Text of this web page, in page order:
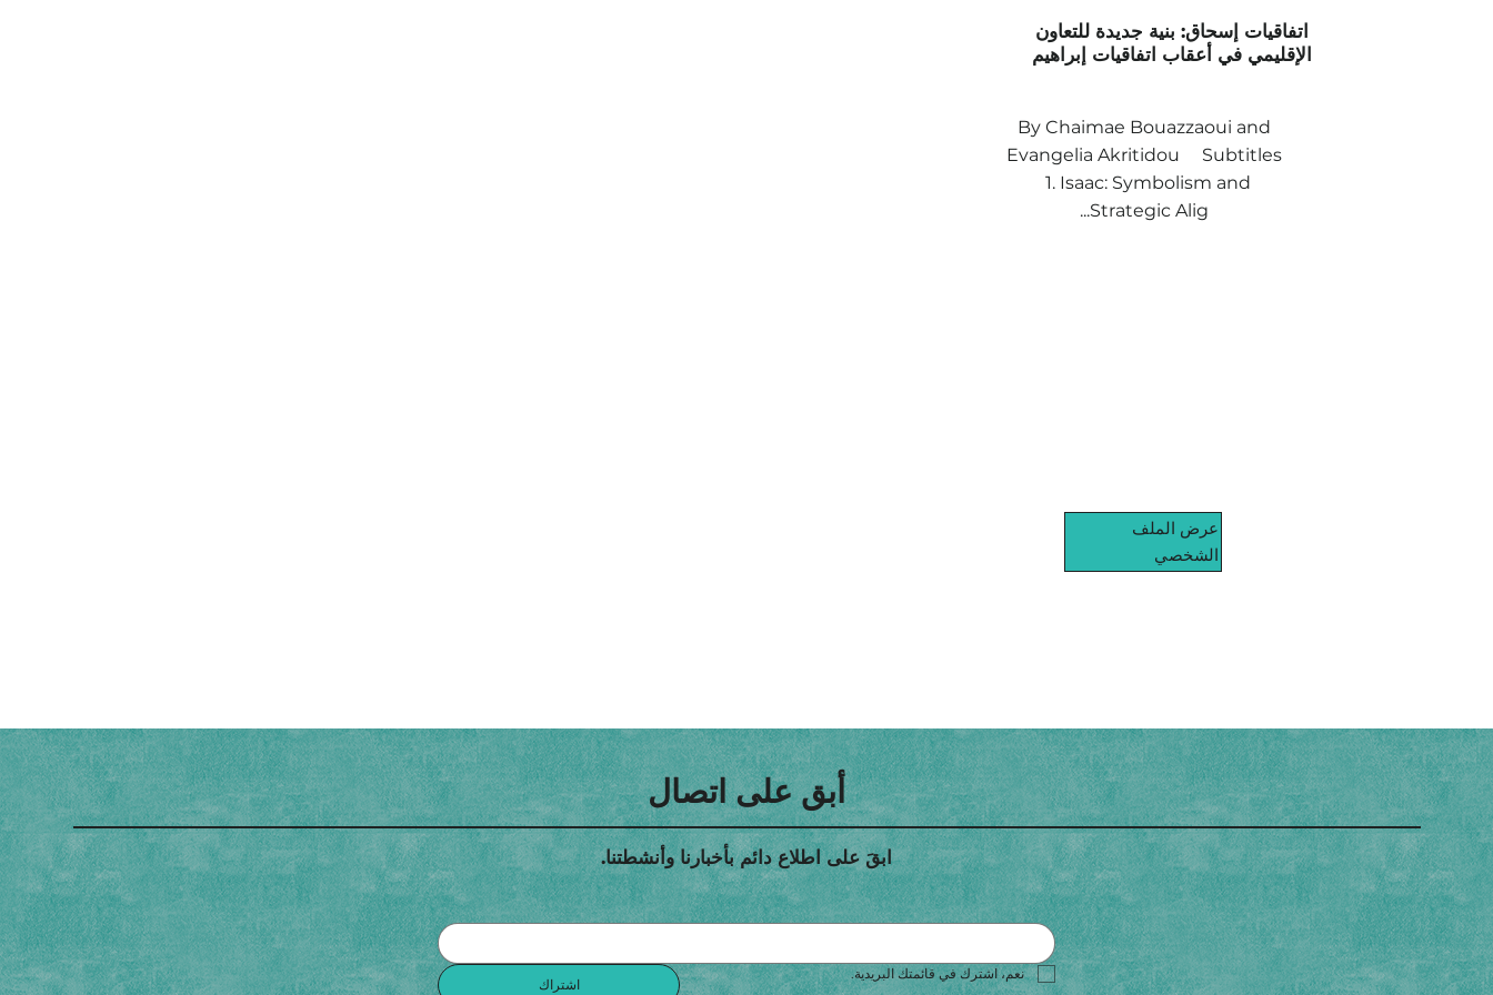
اتفاقيات إسحاق: بنية جديدة للتعاون
الإقليمي في أعقاب اتفاقيات إبراهيم
By Chaimae Bouazzaoui and
Evangelia Akritidou Subtitles
1. Isaac: Symbolism and
Strategic Alig...
عرض الملف
الشخصي
أبق على اتصال
ابقَ على اطلاع دائم بأخبارنا وأنشطتنا.
نعم، اشترك في قائمتك البريدية.
اشتراك